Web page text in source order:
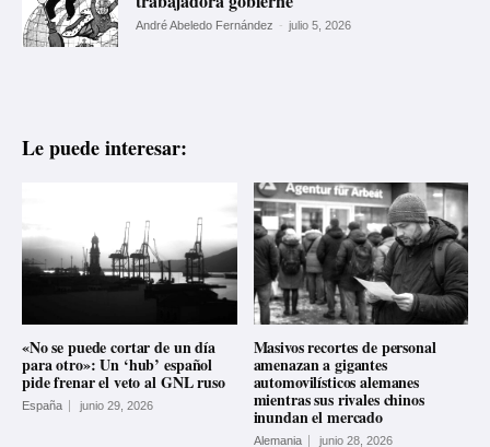
André Abeledo Fernández - julio 5, 2026
Le puede interesar:
«No se puede cortar de un día
para otro»: Un ‘hub’ español
pide frenar el veto al GNL ruso
España junio 29, 2026
Masivos recortes de personal
amenazan a gigantes
automovilísticos alemanes
mientras sus rivales chinos
inundan el mercado
Alemania junio 28, 2026